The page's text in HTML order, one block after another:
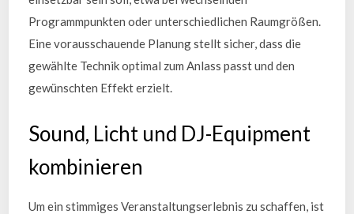
Programmpunkten oder unterschiedlichen Raumgrößen.
Eine vorausschauende Planung stellt sicher, dass die
gewählte Technik optimal zum Anlass passt und den
gewünschten Effekt erzielt.
Sound, Licht und DJ-Equipment
kombinieren
Um ein stimmiges Veranstaltungserlebnis zu schaffen, ist